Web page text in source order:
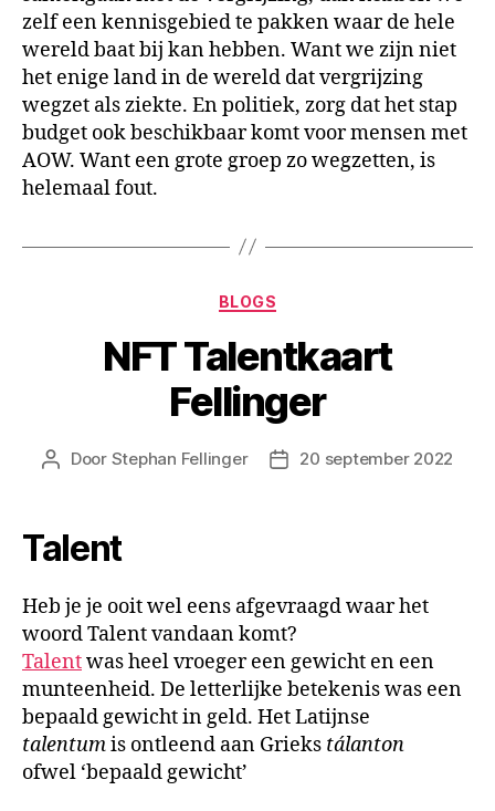
zelf een kennisgebied te pakken waar de hele
wereld baat bij kan hebben. Want we zijn niet
het enige land in de wereld dat vergrijzing
wegzet als ziekte. En politiek, zorg dat het stap
budget ook beschikbaar komt voor mensen met
AOW. Want een grote groep zo wegzetten, is
helemaal fout.
BLOGS
NFT Talentkaart
Fellinger
Door Stephan Fellinger 20 september 2022
Talent
Heb je je ooit wel eens afgevraagd waar het
woord Talent vandaan komt?
Talentwas heel vroeger een gewicht en een
munteenheid. De letterlijke betekenis was een
bepaald gewicht in geld. Het Latijnse
talentumis ontleend aan Grieks tálanton
ofwel ‘bepaald gewicht’